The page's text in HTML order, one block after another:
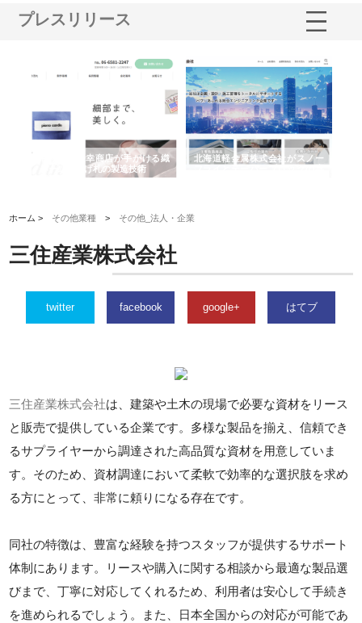
プレスリリース
有限会社松幸商店が手がける織
ネームと下げ札の製造技術
北海道軽金属株式会社がスノー
ホーム > その他業種 > その他_法人・企業
三住産業株式会社
twitter facebook google+ はてブ
三住産業株式会社は、建築や土木の現場で必要な資材をリース
と販売で提供している企業です。多様な製品を揃え、信頼でき
るサプライヤーから調達された高品質な資材を用意していま
す。そのため、資材調達において柔軟で効率的な選択肢を求め
る方にとって、非常に頼りになる存在です。
同社の特徴は、豊富な経験を持つスタッフが提供するサポート
体制にあります。リースや購入に関する相談から最適な製品選
びまで、丁寧に対応してくれるため、利用者は安心して手続き
を進められるでしょう。また、日本全国からの対応が可能であ